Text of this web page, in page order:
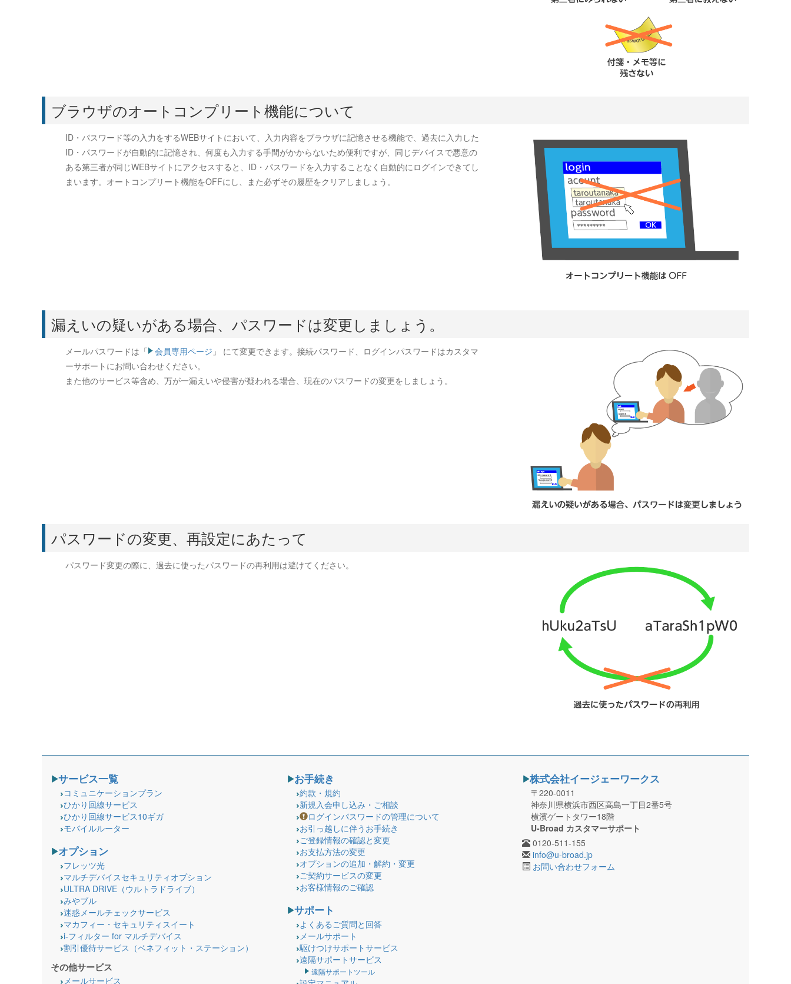
ブラウザのオートコンプリート機能について
ID・パスワード等の入力をするWEBサイトにおいて、入力内容をブラウザに記憶させる機能で、過去に入力した
ID・パスワードが自動的に記憶され、何度も入力する手間がかからないため便利ですが、同じデバイスで悪意の
ある第三者が同じWEBサイトにアクセスすると、ID・パスワードを入力することなく自動的にログインできてし
まいます。オートコンプリート機能をOFFにし、また必ずその履歴をクリアしましょう。
漏えいの疑いがある場合、パスワードは変更しましょう。
メールパスワードは「 会員専用ページ 」 にて変更できます。接続パスワード、ログインパスワードはカスタマ
ーサポートにお問い合わせください。
また他のサービス等含め、万が一漏えいや侵害が疑われる場合、現在のパスワードの変更をしましょう。
パスワードの変更、再設定にあたって
パスワード変更の際に、過去に使ったパスワードの再利用は避けてください。
サービス一覧
コミュニケーションプラン
ひかり回線サービス
ひかり回線サービス10ギガ
モバイルルーター
オプション
フレッツ光
マルチデバイスセキュリティオプション
ULTRA DRIVE（ウルトラドライブ）
みやブル
迷惑メールチェックサービス
マカフィー・セキュリティスイート
i-フィルター for マルチデバイス
割引優待サービス（ベネフィット・ステーション）
その他サービス
メールサービス
お手続き
約款・規約
新規入会申し込み・ご相談
ログインパスワードの管理について
お引っ越しに伴うお手続き
ご登録情報の確認と変更
お支払方法の変更
オプションの追加・解約・変更
ご契約サービスの変更
お客様情報のご確認
サポート
よくあるご質問と回答
メールサポート
駆けつけサポートサービス
遠隔サポートサービス
遠隔サポートツール
株式会社イージェーワークス
〒220-0011
神奈川県横浜市西区高島一丁目2番5号
横濱ゲートタワー18階
U-Broad カスタマーサポート
0120-511-155
info@u-broad.jp
お問い合わせフォーム